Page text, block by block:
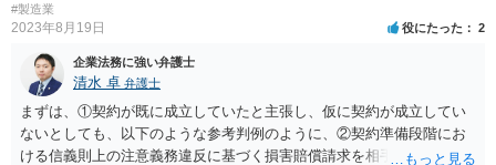
#製造業
2023年8月19日 役にたった 2
企業法務に強い弁護士
清水 卓 弁護士
まずは、①契約が既に成立していたと主張し、仮に契約が成立してい
ないとしても、以下のような参考判例のように、②契約準備段階にお
ける信義則上の注意義務違反に基づく損害賠償請求を相手会社にして